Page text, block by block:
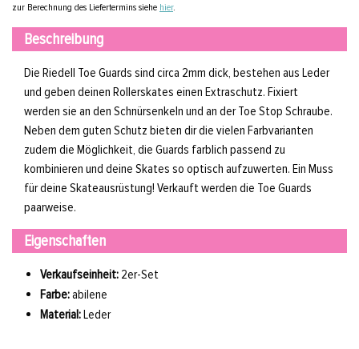
zur Berechnung des Liefertermins siehe hier.
Beschreibung
Die Riedell Toe Guards sind circa 2mm dick, bestehen aus Leder
und geben deinen Rollerskates einen Extraschutz. Fixiert
werden sie an den Schnürsenkeln und an der Toe Stop Schraube.
Neben dem guten Schutz bieten dir die vielen Farbvarianten
zudem die Möglichkeit, die Guards farblich passend zu
kombinieren und deine Skates so optisch aufzuwerten. Ein Muss
für deine Skateausrüstung! Verkauft werden die Toe Guards
paarweise.
Eigenschaften
Verkaufseinheit: 2er-Set
Farbe:abilene
Material:Leder